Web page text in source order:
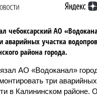
чебоксарский АО
аварийных участка
района города.
АО «Водоканал»
три
в Калининском районе.